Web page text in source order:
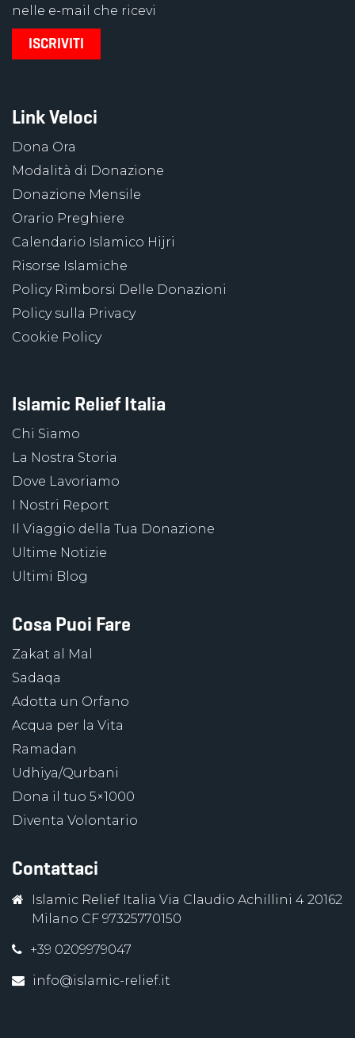
nelle e-mail che ricevi
Link Veloci
Dona Ora
Modalità di Donazione
Donazione Mensile
Orario Preghiere
Calendario Islamico Hijri
Risorse Islamiche
Policy Rimborsi Delle Donazioni
Policy sulla Privacy
Cookie Policy
Islamic Relief Italia
Chi Siamo
La Nostra Storia
Dove Lavoriamo
I Nostri Report
Il Viaggio della Tua Donazione
Ultime Notizie
Ultimi Blog
Cosa Puoi Fare
Zakat al Mal
Sadaqa
Adotta un Orfano
Acqua per la Vita
Ramadan
Udhiya/Qurbani
Dona il tuo 5×1000
Diventa Volontario
Contattaci
Islamic Relief Italia Via Claudio Achillini 4 20162
Milano CF 97325770150
+39 0209979047
info@islamic-relief.it